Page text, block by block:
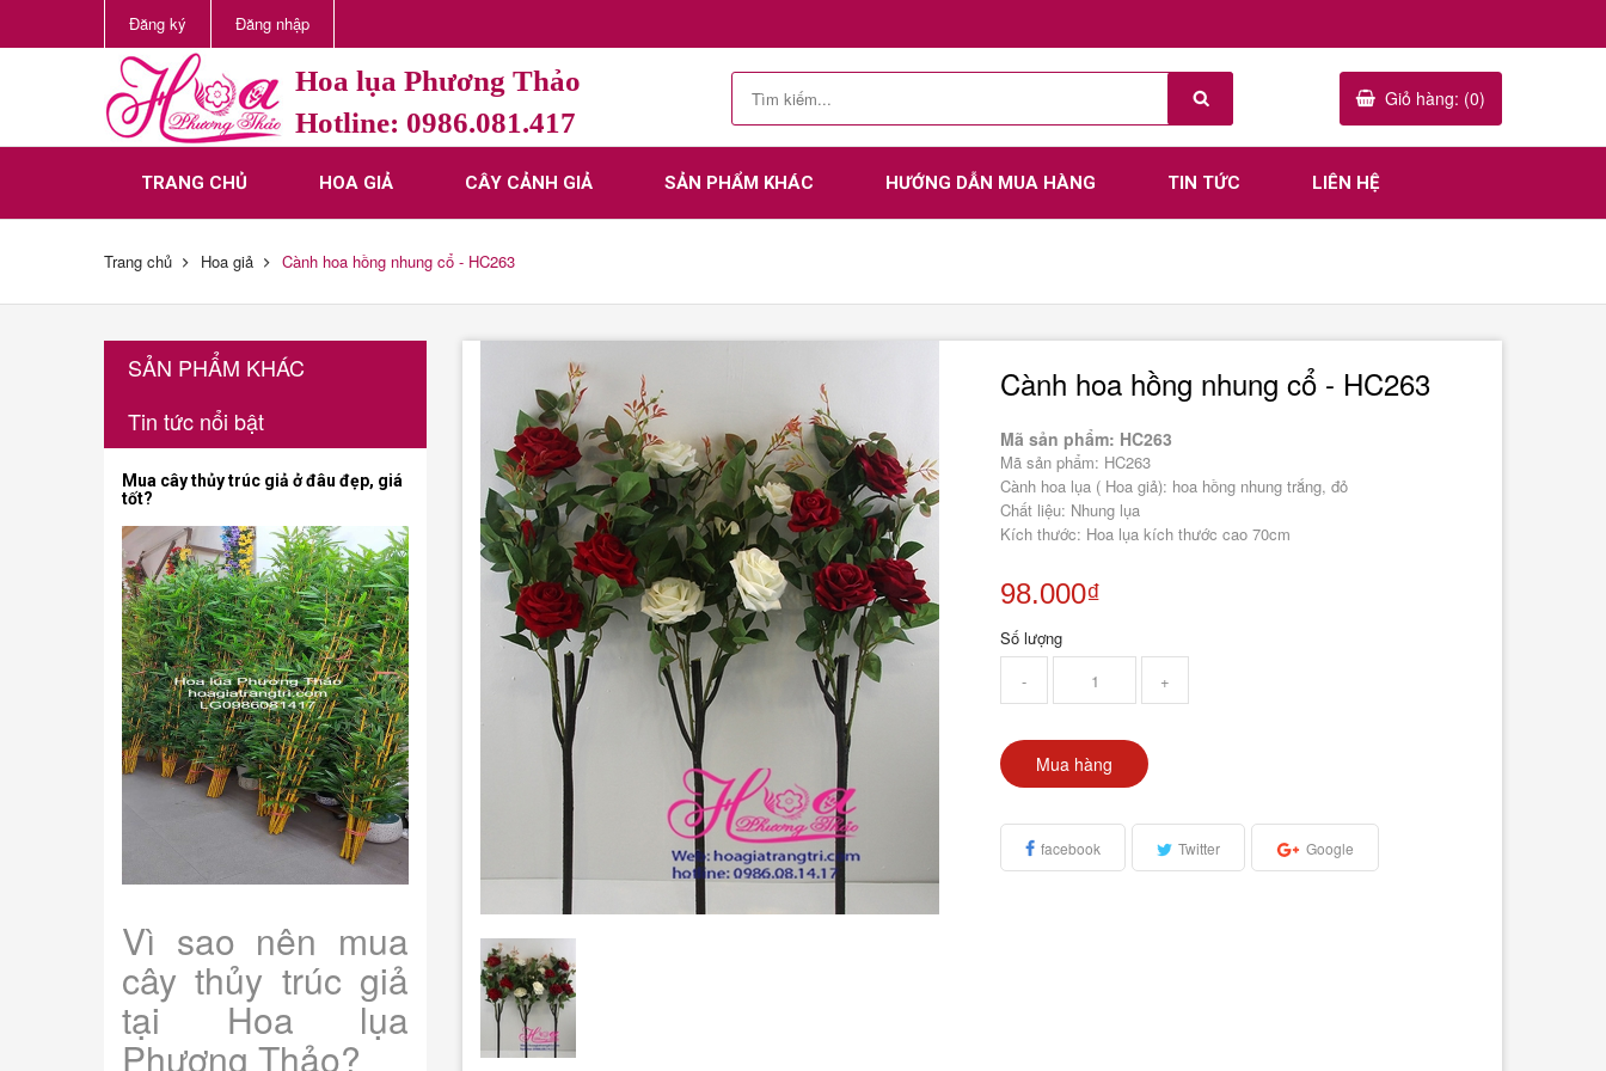
Đăng ký Đăng nhập
Hoa lụa Phương Thảo
Hotline: 0986.081.417
Giỏ hàng: (0)
TRANG CHỦ HOA GIẢ CÂY CẢNH GIẢ SẢN PHẨM KHÁC HƯỚNG DẪN MUA HÀNG TIN TỨC LIÊN HỆ
Trang chủ Hoa giả Cành hoa hồng nhung cổ - HC263
Cành hoa hồng nhung cổ - HC263
Mã sản phẩm: HC263
Mã sản phẩm: HC263
Cành hoa lụa ( Hoa giả): hoa hồng nhung trắng, đỏ
Chất liệu: Nhung lụa
Kích thước: Hoa lụa kích thước cao 70cm
98.000₫
Số lượng
-
+
Mua hàng
facebook Twitter Google
SẢN PHẨM KHÁC
Tin tức nổi bật
Mua cây thủy trúc giả ở đâu đẹp, giá
tốt?
Vì sao nên mua
cây thủy trúc giả
tại Hoa lụa
Phương Thảo?